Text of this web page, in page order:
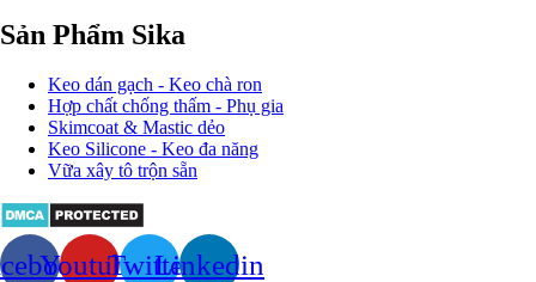
Sản Phẩm Sika
Keo dán gạch - Keo chà ron
Hợp chất chống thấm - Phụ gia
Skimcoat & Mastic dẻo
Keo Silicone - Keo đa năng
Vữa xây tô trộn sẵn
YoutubeTwitterLinkedin